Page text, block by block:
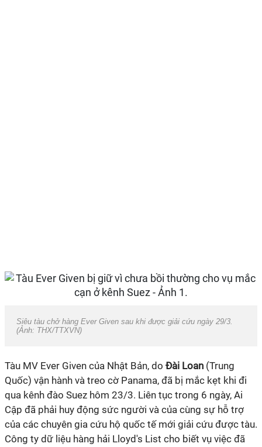
Siêu tàu chở hàng Ever Given sau khi được giải cứu ngày 29/3.
(Ảnh: THX/TTXVN)
Tàu MV Ever Given của Nhật Bản, do Đài Loan (Trung
Quốc) vận hành và treo cờ Panama, đã bị mắc kẹt khi đi
qua kênh đào Suez hôm 23/3. Liên tục trong 6 ngày, Ai
Cập đã phải huy động sức người và của cùng sự hỗ trợ
của các chuyên gia cứu hộ quốc tế mới giải cứu được tàu.
Công ty dữ liệu hàng hải Lloyd's List cho biết vụ việc đã